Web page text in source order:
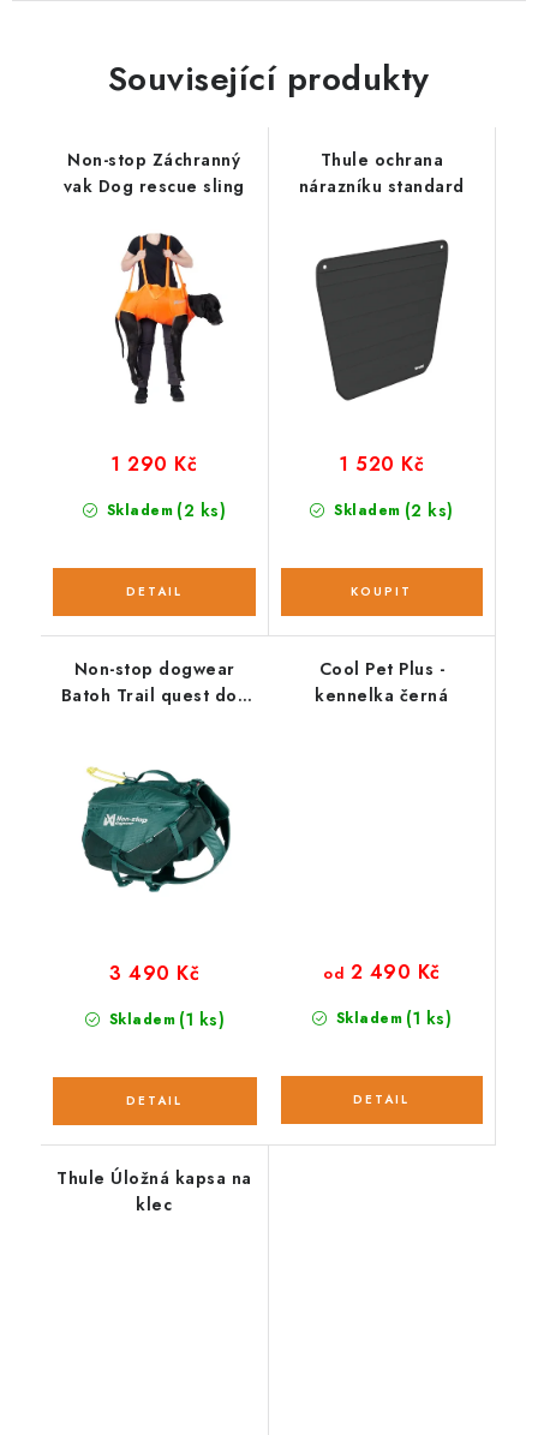
Související produkty
Non-stop Záchranný
vak Dog rescue sling
Skladem (2 ks)
1 290 Kč
Thule ochrana
nárazníku standard
Skladem (2 ks)
1 520 Kč
Non-stop dogwear
Batoh Trail quest dog
Skladem (1 ks)
3 490 Kč
Cool Pet Plus -
kennelka černá
Skladem (1 ks)
od 2 490 Kč
Thule Úložná kapsa na
klec